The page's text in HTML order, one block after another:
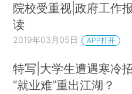
院校受重视|政府工作
读
2019年03月05日 APP打开
特写|大学生遭遇寒冷
“就业难”重出江湖？